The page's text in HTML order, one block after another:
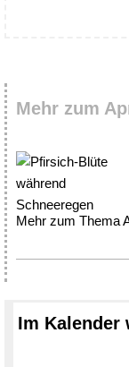
Mehr zum
Mehr zum Thema
Im Kalender